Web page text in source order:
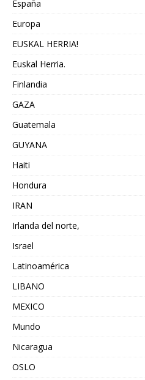
España
Europa
EUSKAL HERRIA!
Euskal Herria.
Finlandia
GAZA
Guatemala
GUYANA
Haiti
Hondura
IRAN
Irlanda del norte,
Israel
Latinoamérica
LIBANO
MEXICO
Mundo
Nicaragua
OSLO